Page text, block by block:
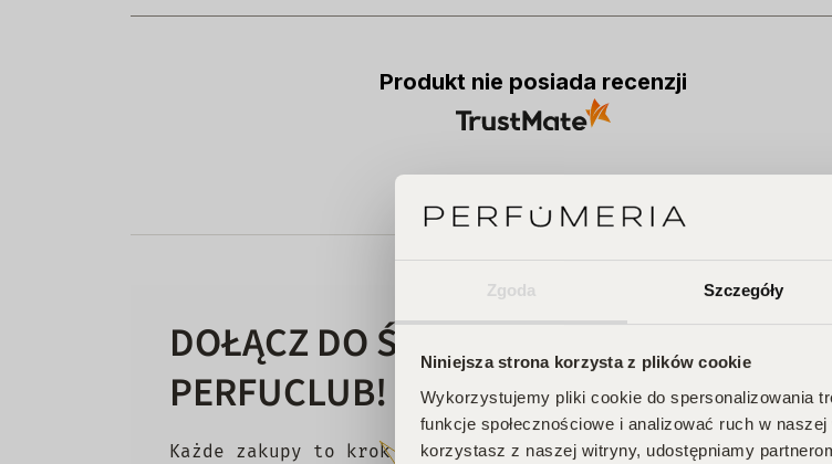
Zgoda Szczegóły
Niniejsza strona korzysta z plików cookie
Wykorzystujemy pliki cookie do spersonalizowania
funkcje społecznościowe i analizować ruch w
korzystasz z naszej witryny, udostępniamy
Produkt nie posiada recenzji
DOŁĄCZ DO ŚWIATA
PERFUCLUB!
Każde zakupy to krok w stronę Twojego